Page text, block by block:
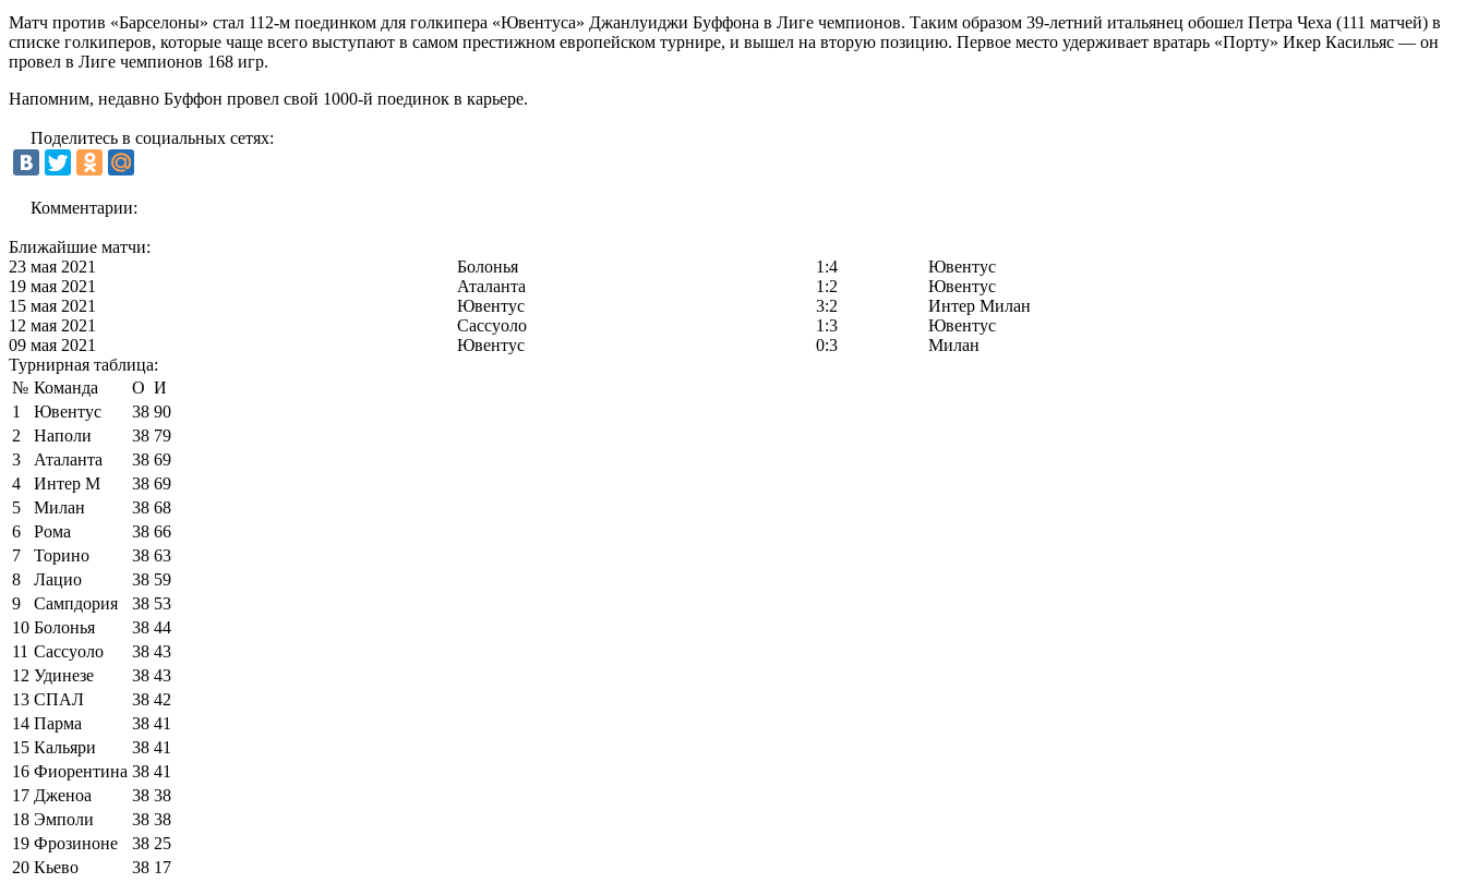
Матч против «Барселоны» стал 112-м поединком для голкипера «Ювентуса» Джанлуиджи Буффона в Лиге чемпионов. Таким образом 39-летний итальянец обошел Петра Чеха (111 матчей) в
списке голкиперов, которые чаще всего выступают в самом престижном европейском турнире, и вышел на вторую позицию. Первое место удерживает вратарь «Порту» Икер Касильяс — он
провел в Лиге чемпионов 168 игр.
Напомним, недавно Буффон провел свой 1000-й поединок в карьере.
Поделитесь в социальных сетях:
Комментарии:
Ближайшие матчи:
23 мая 2021
Болонья 1:4
Ювентус
19 мая 2021
Аталанта 1:2
Ювентус
15 мая 2021
Ювентус 3:2
Интер Милан
12 мая 2021
Сассуоло 1:3
Ювентус
09 мая 2021
Ювентус 0:3
Милан
Турнирная таблица:
№ Команда О И
1
Ювентус 38 90
2
Наполи 38 79
3
Аталанта 38 69
4
Интер М 38 69
5
Милан 38 68
6
Рома 38 66
7
Торино 38 63
8
Лацио 38 59
9
Сампдория 38 53
10 Болонья 38 44
11 Сассуоло 38 43
12 Удинезе 38 43
13 СПАЛ 38 42
14 Парма 38 41
15 Кальяри 38 41
16 Фиорентина 38 41
17 Дженоа 38 38
18 Эмполи 38 38
19 Фрозиноне 38 25
20 Кьево 38 17